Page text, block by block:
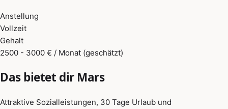
Anstellung
Vollzeit
Gehalt
2500 - 3000 € / Monat (geschätzt)
Das bietet dir Mars
Attraktive Sozialleistungen, 30 Tage Urlaub und